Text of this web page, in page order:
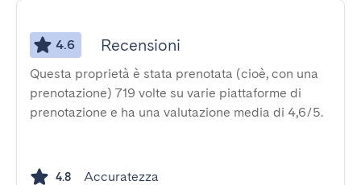
4.6 Recensioni
Questa proprietà è stata prenotata (cioè, con una
prenotazione) 719 volte su varie piattaforme di
prenotazione e ha una valutazione media di 4,6/5.
4.8 Accuratezza